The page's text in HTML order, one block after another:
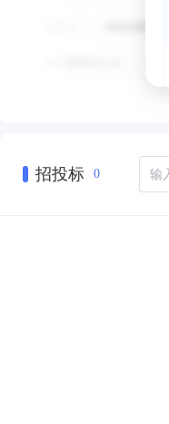
招投标 0